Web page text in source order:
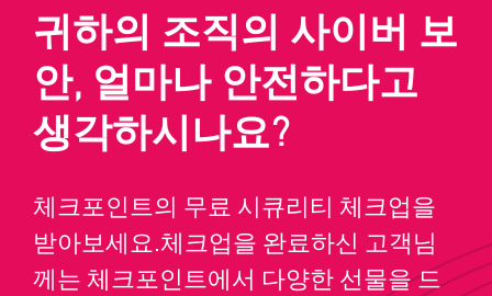
귀하의 조직의 사이버 보
안, 얼마나 안전하다고
생각하시나요?
체크포인트의 무료 시큐리티 체크업을
받아보세요.체크업을 완료하신 고객님
께는 체크포인트에서 다양한 선물을 드